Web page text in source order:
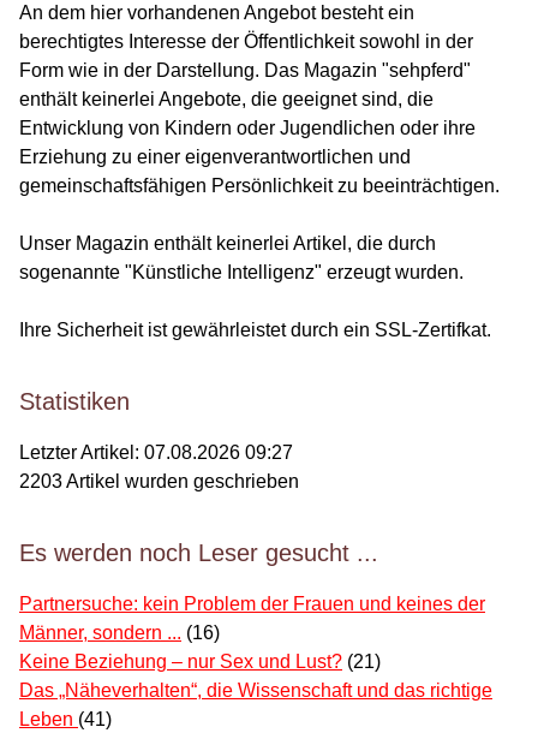
An dem hier vorhandenen Angebot besteht ein
berechtigtes Interesse der Öffentlichkeit sowohl in der
Form wie in der Darstellung. Das Magazin "sehpferd"
enthält keinerlei Angebote, die geeignet sind, die
Entwicklung von Kindern oder Jugendlichen oder ihre
Erziehung zu einer eigenverantwortlichen und
gemeinschaftsfähigen Persönlichkeit zu beeinträchtigen.
Unser Magazin enthält keinerlei Artikel, die durch
sogenannte "Künstliche Intelligenz" erzeugt wurden.
Ihre Sicherheit ist gewährleistet durch ein SSL-Zertifkat.
Statistiken
Letzter Artikel: 07.08.2026 09:27
2203Artikel wurden geschrieben
Es werden noch Leser gesucht ...
Partnersuche: kein Problem der Frauen und keines der
Männer, sondern ... (16)
Keine Beziehung – nur Sex und Lust? (21)
Das „Näheverhalten“, die Wissenschaft und das richtige
Leben (41)